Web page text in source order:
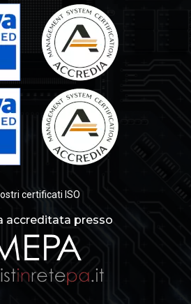
certificati ISO
accreditata presso